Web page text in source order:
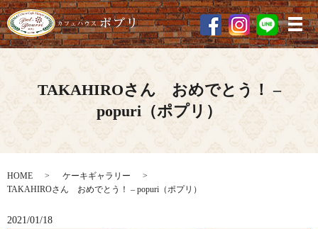
メ
TAKAHIROさん おめでとう！ –
popuri（ポプリ）
HOME
ケーキギャラリー
TAKAHIROさん おめでとう！ – popuri（ポプリ）
2021/01/18